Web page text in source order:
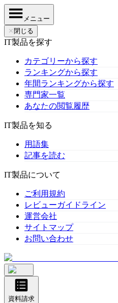
メニュー
✕ 閉じる
IT製品を探す
カテゴリーから探す
ランキングから探す
年間ランキングから探す
専門家一覧
あなたの閲覧履歴
IT製品を知る
用語集
記事を読む
IT製品について
ご利用規約
レビューガイドライン
運営会社
サイトマップ
お問い合わせ
資料請求